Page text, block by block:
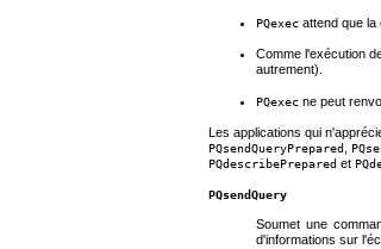
PQexec attend que la
Comme l'exécution
autrement).
PQexec ne peut
Les applications qui
PQsendQueryPrepared
PQdescribePrepared et
PQsendQuery
Soumet une
d'informations sur